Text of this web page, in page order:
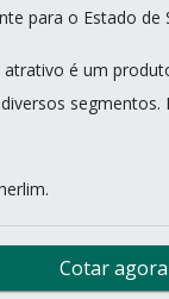
para o Estado de
é um
Cotar agora